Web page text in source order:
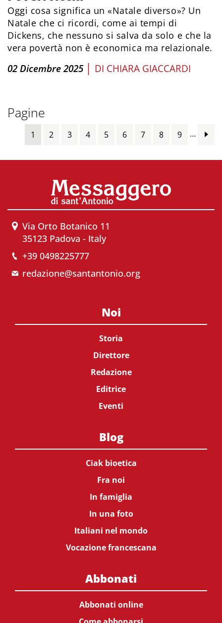
Oggi cosa significa un «Natale diverso»? Un
Natale che ci ricordi, come ai tempi di
Dickens, che nessuno si salva da solo e che la
vera povertà non è economica ma relazionale.
02 Dicembre 2025 | DI CHIARA GIACCARDI
Pagine
1 2 3 4 5 6 7 8 9 …
Via Orto Botanico 11
35123 Padova - Italy
+39 0498225777
redazione@santantonio.org
Noi
Storia
Direttore
Redazione
Editrice
Eventi
Blog
Ciak bioetica
Fra noi
In famiglia
In una foto
Italiani nel mondo
Vocazione francescana
Abbonati
Abbonati online